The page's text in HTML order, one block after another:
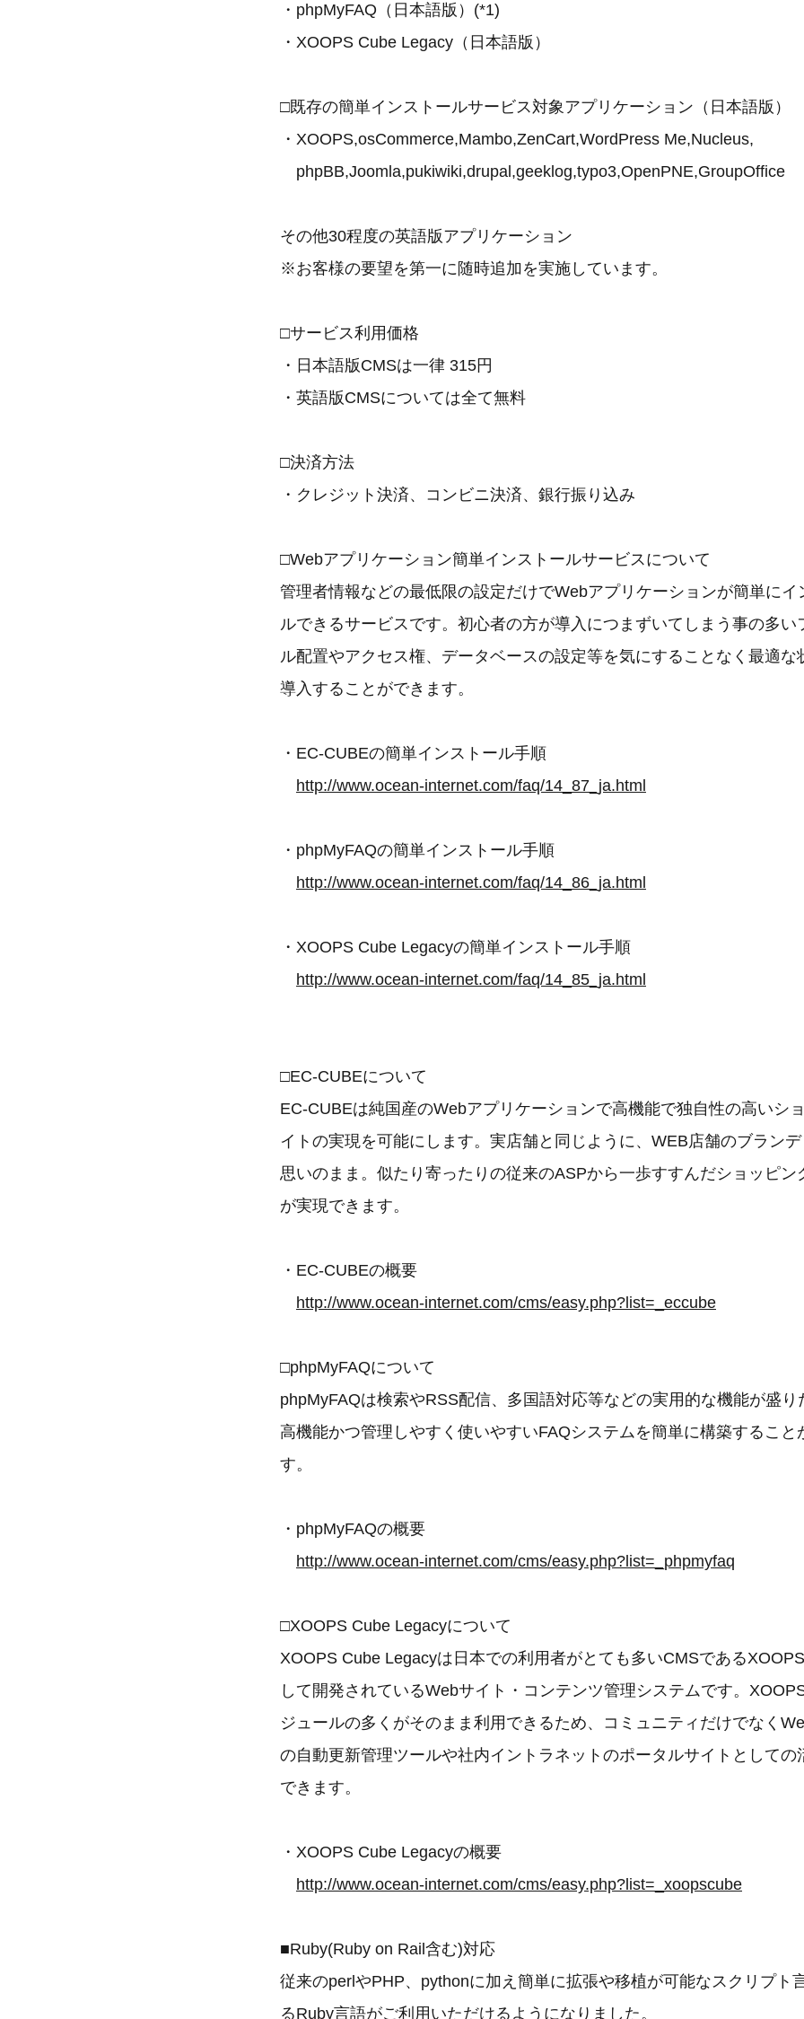
・phpMyFAQ（日本語版）(*1)
・XOOPS Cube Legacy（日本語版）
□既存の簡単インストールサービス対象アプリケーション（日本語版）
・XOOPS,osCommerce,Mambo,ZenCart,WordPress Me,Nucleus,
phpBB,Joomla,pukiwiki,drupal,geeklog,typo3,OpenPNE,GroupOffice
その他30程度の英語版アプリケーション
※お客様の要望を第一に随時追加を実施しています。
□サービス利用価格
・日本語版CMSは一律 315円
・英語版CMSについては全て無料
□決済方法
・クレジット決済、コンビニ決済、銀行振り込み
□Webアプリケーション簡単インストールサービスについて
管理者情報などの最低限の設定だけでWebアプリケーションが簡単にイ
ルできるサービスです。初心者の方が導入につまずいてしまう事の多い
ル配置やアクセス権、データベースの設定等を気にすることなく最適な
導入することができます。
・EC-CUBEの簡単インストール手順
http://www.ocean-internet.com/faq/14_87_ja.html
・phpMyFAQの簡単インストール手順
http://www.ocean-internet.com/faq/14_86_ja.html
・XOOPS Cube Legacyの簡単インストール手順
http://www.ocean-internet.com/faq/14_85_ja.html
□EC-CUBEについて
EC-CUBEは純国産のWebアプリケーションで高機能で独自性の高いシ
イトの実現を可能にします。実店舗と同じように、WEB店舗のブラン
思いのまま。似たり寄ったりの従来のASPから一歩すすんだショッピン
が実現できます。
・EC-CUBEの概要
http://www.ocean-internet.com/cms/easy.php?list=_eccube
□phpMyFAQについて
phpMyFAQは検索やRSS配信、多国語対応等などの実用的な機能が盛り
高機能かつ管理しやすく使いやすいFAQシステムを簡単に構築すること
す。
・phpMyFAQの概要
http://www.ocean-internet.com/cms/easy.php?list=_phpmyfaq
□XOOPS Cube Legacyについて
XOOPS Cube Legacyは日本での利用者がとても多いCMSである
して開発されているWebサイト・コンテンツ管理システムです。
ジュールの多くがそのまま利用できるため、コミュニティだけでなく
の自動更新管理ツールや社内イントラネットのポータルサイトとしての
できます。
・XOOPS Cube Legacyの概要
http://www.ocean-internet.com/cms/easy.php?list=_xoopscube
■Ruby(Ruby on Rail含む)対応
従来のperlやPHP、pythonに加え簡単に拡張や移植が可能なスクリプト
るRuby言語がご利用いただけるようになりました。